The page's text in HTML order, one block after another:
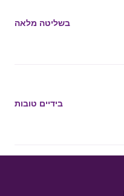
בשליטה מלאה
בידיים טובות